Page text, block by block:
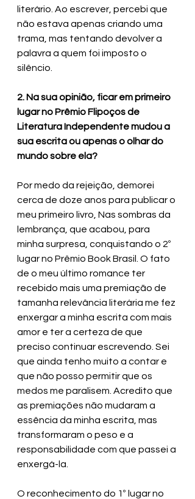
literário. Ao escrever, percebi que
não estava apenas criando uma
trama, mas tentando devolver a
palavra a quem foi imposto o
silêncio.
2. Na sua opinião, ficar em primeiro
lugar no Prêmio Flipoços de
Literatura Independente mudou a
sua escrita ou apenas o olhar do
mundo sobre ela?
Por medo da rejeição, demorei
cerca de doze anos para publicar o
meu primeiro livro, Nas sombras da
lembrança, que acabou, para
minha surpresa, conquistando o 2º
lugar no Prêmio Book Brasil. O fato
de o meu último romance ter
recebido mais uma premiação de
tamanha relevância literária me fez
enxergar a minha escrita com mais
amor e ter a certeza de que
preciso continuar escrevendo. Sei
que ainda tenho muito a contar e
que não posso permitir que os
medos me paralisem. Acredito que
as premiações não mudaram a
essência da minha escrita, mas
transformaram o peso e a
responsabilidade com que passei a
enxergá-la.
O reconhecimento do 1º lugar no